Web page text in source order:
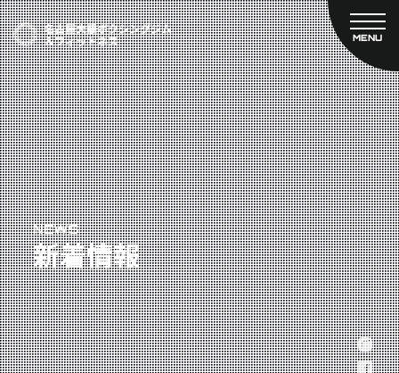
MENU
CLOSE
TOP
新着情報
ご予約
プライベートコース予約
レンタルスタジオ予約
名古屋大橋ボクシングジムについて
大橋弘政プロフィール
スタッフ紹介
料金案内
設備紹介
アクセス
営業時間
トレーナー募集
スポンサー募集
大会チケット購入
キャンペーン
NEWS
新着情報